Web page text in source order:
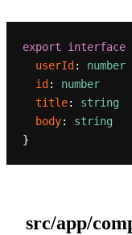
export interface
userId: number
id: number
title: string
body: string
src/app/